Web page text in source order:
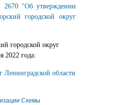
2670 "Об утверждении
городской округ
городской округ
2022 года:
Ленинградской области
Схемы